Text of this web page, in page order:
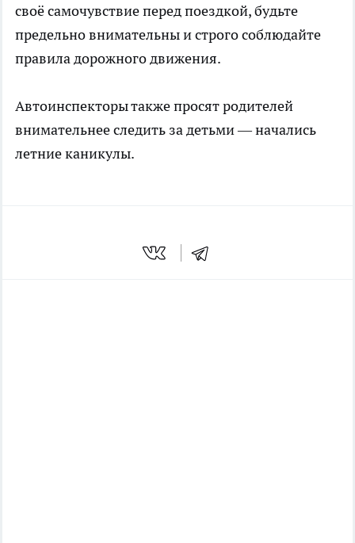
своё самочувствие перед поездкой, будьте
предельно внимательны и строго соблюдайте
правила дорожного движения.
Автоинспекторы также просят родителей
внимательнее следить за детьми — начались
летние каникулы.